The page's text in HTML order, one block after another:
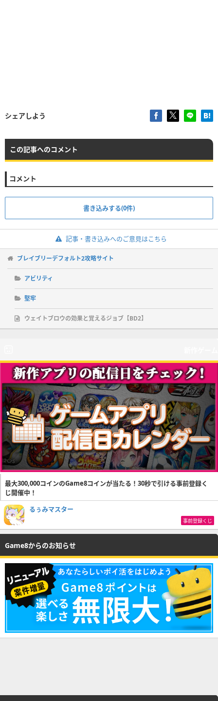
シェアしよう
この記事へのコメント
コメント
書き込みする(0件)
記事・書き込みへのご意見はこちら
ブレイブリーデフォルト2攻略サイト
アビリティ
堅牢
ウェイトブロウの効果と覚えるジョブ【BD2】
最大300,000コインのGame8コインが当たる！30秒で引ける事前登録く
じ開催中！
るぅみマスター
事前登録くじ
Game8からのお知らせ